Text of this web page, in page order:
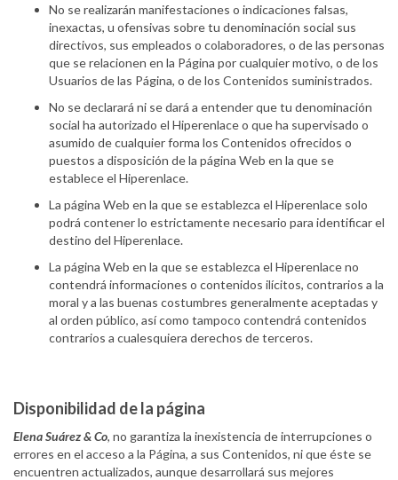
No se realizarán manifestaciones o indicaciones falsas,
inexactas, u ofensivas sobre tu denominación social sus
directivos, sus empleados o colaboradores, o de las personas
que se relacionen en la Página por cualquier motivo, o de los
Usuarios de las Página, o de los Contenidos suministrados.
No se declarará ni se dará a entender que tu denominación
social ha autorizado el Hiperenlace o que ha supervisado o
asumido de cualquier forma los Contenidos ofrecidos o
puestos a disposición de la página Web en la que se
establece el Hiperenlace.
La página Web en la que se establezca el Hiperenlace solo
podrá contener lo estrictamente necesario para identificar el
destino del Hiperenlace.
La página Web en la que se establezca el Hiperenlace no
contendrá informaciones o contenidos ilícitos, contrarios a la
moral y a las buenas costumbres generalmente aceptadas y
al orden público, así como tampoco contendrá contenidos
contrarios a cualesquiera derechos de terceros.
Disponibilidad de la página
Elena Suárez & Co, no garantiza la inexistencia de interrupciones o
errores en el acceso a la Página, a sus Contenidos, ni que éste se
encuentren actualizados, aunque desarrollará sus mejores